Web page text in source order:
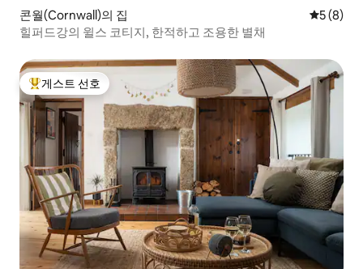
콘월(Cornwall)의 집 평점 5점
5 (8)
힐퍼드강의 윌스 코티지, 한적하고 조용한 별채
상위 게스트 선호
게스트 선호